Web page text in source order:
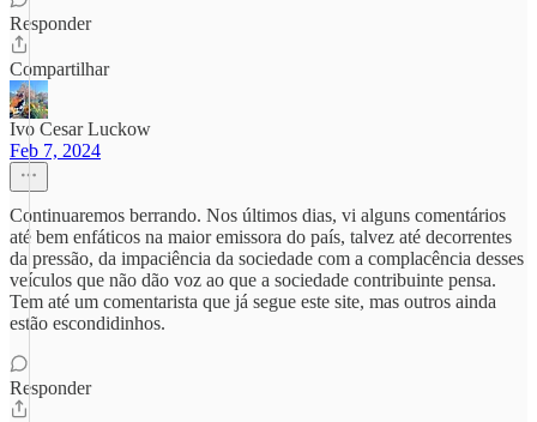
Responder
Compartilhar
Ivo Cesar Luckow
Feb 7, 2024
Continuaremos berrando. Nos últimos dias, vi alguns comentários
até bem enfáticos na maior emissora do país, talvez até decorrentes
da pressão, da impaciência da sociedade com a complacência desses
veículos que não dão voz ao que a sociedade contribuinte pensa.
Tem até um comentarista que já segue este site, mas outros ainda
estão escondidinhos.
Responder